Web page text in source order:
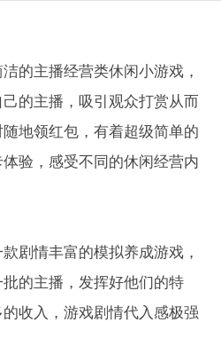
的主播经营类休闲小游戏，
的主播，吸引观众打赏从而
地领红包，有着超级简单的
验，感受不同的休闲经营内
情丰富的模拟养成游戏，
的主播，发挥好他们的特
收入，游戏剧情代入感极强